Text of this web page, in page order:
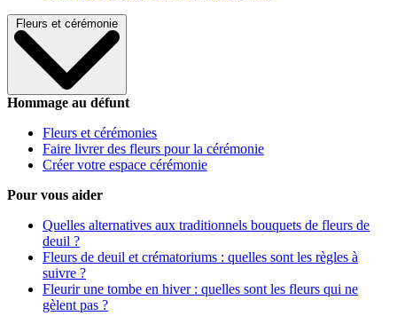
Fleurs et cérémonie
Hommage au défunt
Fleurs et cérémonies
Faire livrer des fleurs pour la cérémonie
Créer votre espace cérémonie
Pour vous aider
Quelles alternatives aux traditionnels bouquets de fleurs de
deuil ?
Fleurs de deuil et crématoriums : quelles sont les règles à
suivre ?
Fleurir une tombe en hiver : quelles sont les fleurs qui ne
gèlent pas ?